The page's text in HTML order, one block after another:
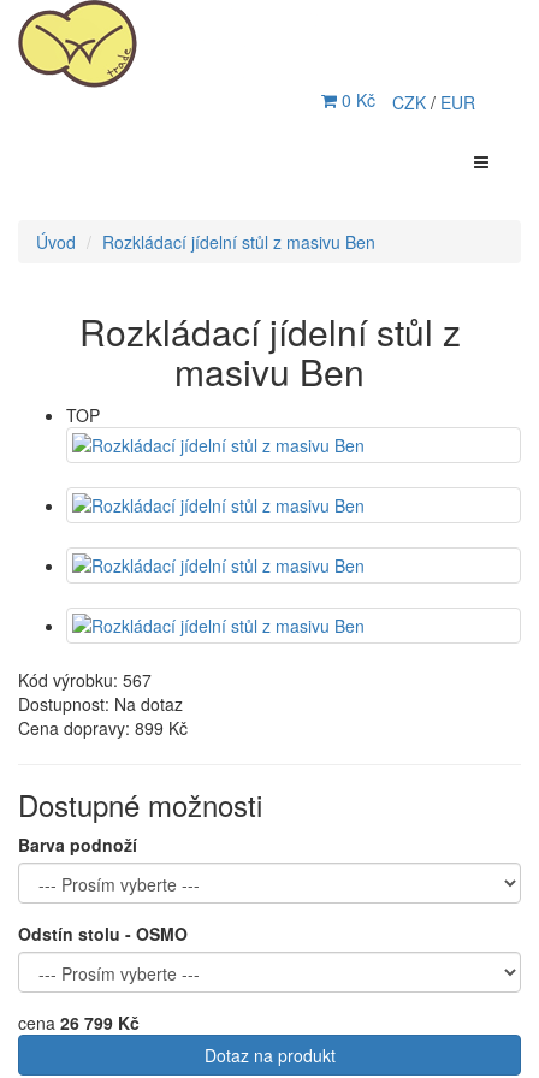
0 Kč CZK / EUR
Úvod Rozkládací jídelní stůl z masivu Ben
Rozkládací jídelní stůl z
masivu Ben
TOP
Kód výrobku: 567
Dostupnost: Na dotaz
Cena dopravy: 899 Kč
Dostupné možnosti
Barva podnoží
Odstín stolu - OSMO
cena 26 799 Kč
Dotaz na produkt